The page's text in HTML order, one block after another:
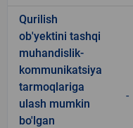
Qurilish
ob'yektini tashqi
muhandislik-
kommunikatsiya
tarmoqlariga
ulash mumkin
bo'lgan
-